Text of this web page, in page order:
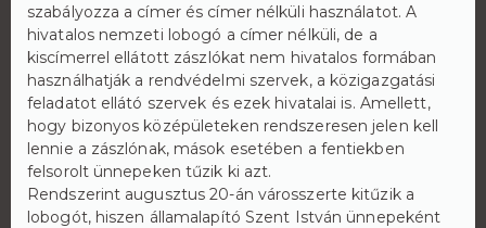
szabályozza a címer és címer nélküli használatot. A
hivatalos nemzeti lobogó a címer nélküli, de a
kiscímerrel ellátott zászlókat nem hivatalos formában
használhatják a rendvédelmi szervek, a közigazgatási
feladatot ellátó szervek és ezek hivatalai is. Amellett,
hogy bizonyos középületeken rendszeresen jelen kell
lennie a zászlónak, mások esetében a fentiekben
felsorolt ünnepeken tűzik ki azt.
Rendszerint augusztus 20-án városszerte kitűzik a
lobogót, hiszen államalapító Szent István ünnepeként